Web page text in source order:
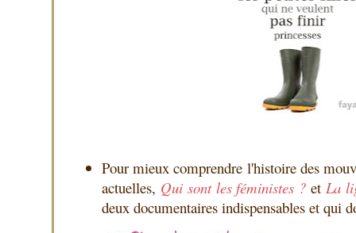
Pour mieux comprendre l'histoire des
actuelles, Qui sont les féministes ? et La
deux documentaires indispensables et qui